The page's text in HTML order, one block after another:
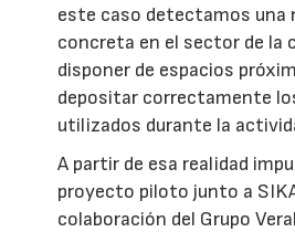
este caso detectamos una
concreta en el sector de la
disponer de espacios
depositar correctamente
utilizados durante la
A partir de esa realidad
proyecto piloto junto a
colaboración del Grupo